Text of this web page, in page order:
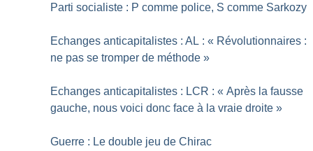
Parti socialiste : P comme police, S comme Sarkozy
Echanges anticapitalistes : AL : « Révolutionnaires :
ne pas se tromper de méthode »
Echanges anticapitalistes : LCR : « Après la fausse
gauche, nous voici donc face à la vraie droite »
Guerre : Le double jeu de Chirac